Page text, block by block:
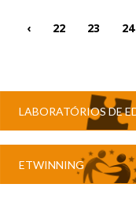
‹ 22 23 24
LABORATÓRIOS DE
ETWINNING